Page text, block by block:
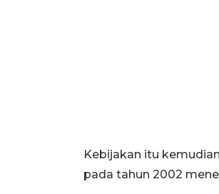
Kebijakan itu
pada tahun 2002